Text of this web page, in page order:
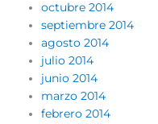
octubre 2014
septiembre 2014
agosto 2014
julio 2014
junio 2014
marzo 2014
febrero 2014